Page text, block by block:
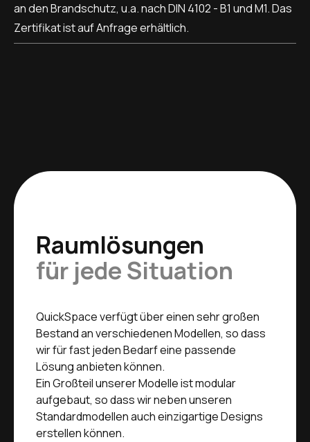
an den Brandschutz, u.a. nach DIN 4102 - B1 und M1. Das
Zertifikat ist auf Anfrage erhältlich.
Raumlösungen
für jede Situation
QuickSpace verfügt über einen sehr großen
Bestand an verschiedenen Modellen, so dass
wir für fast jeden Bedarf eine passende
Lösung anbieten können.
Ein Großteil unserer Modelle ist modular
aufgebaut, so dass wir neben unseren
Standardmodellen auch einzigartige Designs
erstellen können.